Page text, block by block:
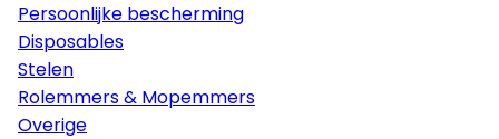
Persoonlijke bescherming
Disposables
Stelen
Rolemmers & Mopemmers
Overige